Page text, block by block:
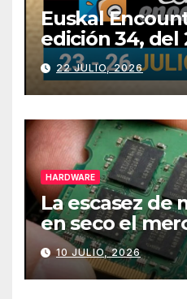
Euskal
edición 34, del
julio
22 JULIO, 2026
HARDWARE
La escasez de
en seco el
de PCs
10 JULIO, 2026